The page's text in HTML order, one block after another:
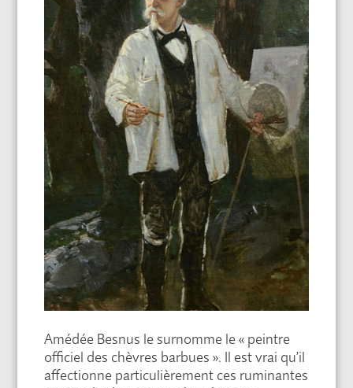
Amédée Besnus le surnomme le « peintre
officiel des chèvres barbues ». Il est vrai qu’il
affectionne particulièrement ces ruminantes